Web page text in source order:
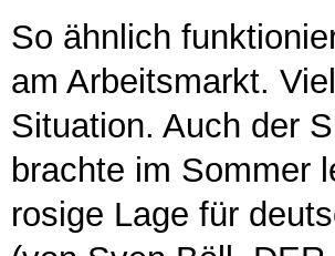
So ähnlich
am Arbeitsmarkt.
Situation. Auch der
brachte im Sommer
rosige Lage für